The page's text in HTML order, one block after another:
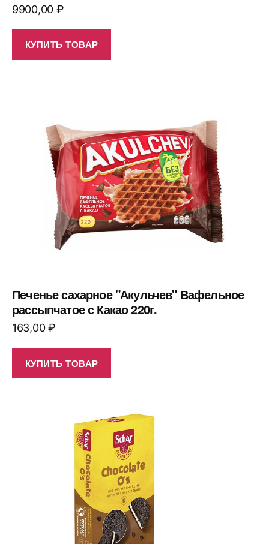
9900,00 ₽
КУПИТЬ ТОВАР
Печенье сахарное "Акульчев" Вафельное
рассыпчатое с Какао 220г.
163,00₽
КУПИТЬ ТОВАР